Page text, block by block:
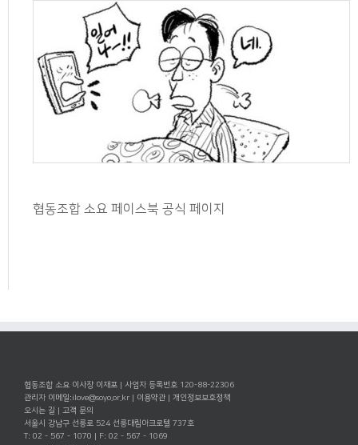
협동조합 소요 페이스북 공식 페이지
협동조합 소요 이사장 이재포 | 사업자 등록번호 120-88-22306
관리자 이메일:ilove@soyo.or.kr | 이용약관 | 개인정보보호정책
오시는 길 | 고객 문의
서울시 강남구 선릉로 524 선릉대림아크로텔 737호
T: 02 - 567 - 1070 | F: 02 - 567 - 1069